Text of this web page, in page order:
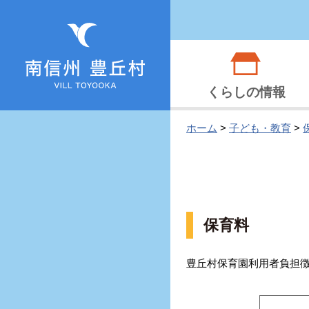
くらしの情報
ホーム > 子ども・教育 >
保育料
豊丘村保育園利用者負担